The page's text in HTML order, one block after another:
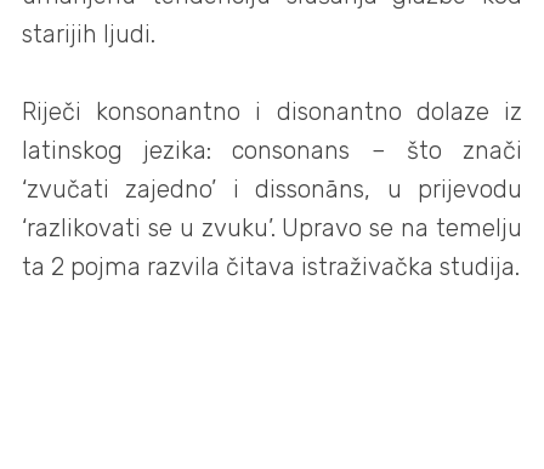
starijih ljudi.
Riječi konsonantno i disonantno dolaze iz
latinskog jezika: consonans – što znači
‘zvučati zajedno’ i dissonāns, u prijevodu
‘razlikovati se u zvuku’. Upravo se na temelju
ta 2 pojma razvila čitava istraživačka studija.